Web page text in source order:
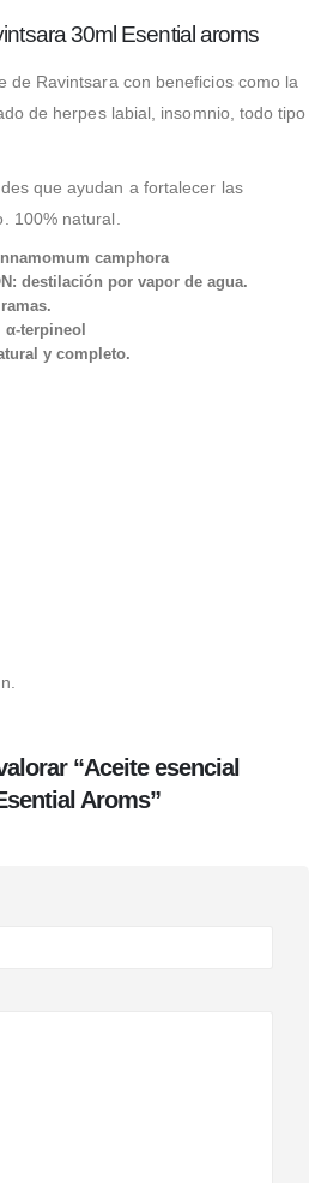
30ml Esential aroms
de Ravintsara con beneficios como la
de herpes labial, insomnio, todo tipo
que ayudan a fortalecer las
100% natural.
camphora
destilación por vapor de agua.
α-terpineol
y completo.
“Aceite esencial
Aroms”